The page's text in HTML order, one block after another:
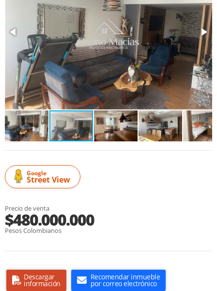
Google
Street View
Precio de venta
$480.000.000
Pesos Colombianos
Descargar
información
Recomendar inmueble
por correo electrónico